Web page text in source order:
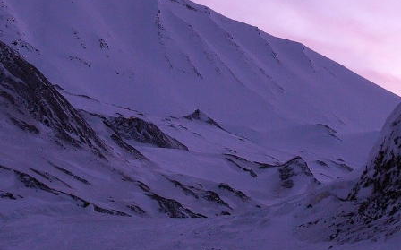
，簡單迅速
工業區借款
憑收入證明